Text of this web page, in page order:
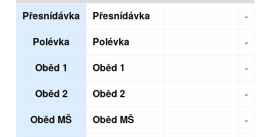
Přesnídávka
Přesnídávka
Polévka
Polévka
Oběd 1
Oběd 1
Oběd 2
Oběd 2
Oběd MŠ
Oběd MŠ